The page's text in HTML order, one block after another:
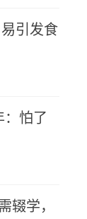
引发食
：怕了
辍学，